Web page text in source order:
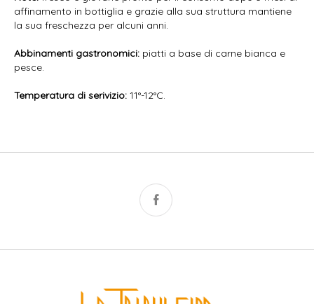
affinamento in bottiglia e grazie alla sua struttura mantiene
la sua freschezza per alcuni anni.
Abbinamenti gastronomici: piatti a base di carne bianca e
pesce.
Temperatura di serivizio: 11°-12°C.